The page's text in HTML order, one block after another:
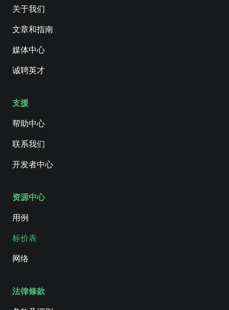
关于我们
文章和指南
媒体中心
诚聘英才
支援
帮助中心
联系我们
开发者中心
资源中心
用例
标价表
网络
法律條款